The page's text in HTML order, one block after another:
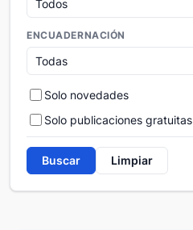
ENCUADERNACIÓN
Solo novedades
Solo publicaciones gratuitas
Buscar Limpiar